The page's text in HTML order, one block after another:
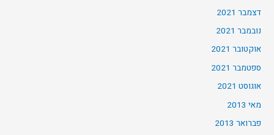
דצמבר 2021
נובמבר 2021
אוקטובר 2021
ספטמבר 2021
אוגוסט 2021
מאי 2013
פברואר 2013